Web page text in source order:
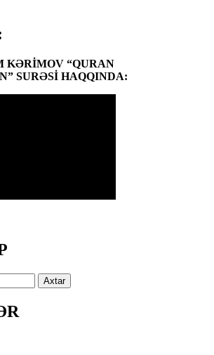
KƏRİMOV “QURAN
SURƏSİ HAQQINDA: